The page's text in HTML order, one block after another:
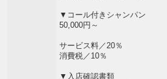
▼コール付きシャンパン
50,000円～
サービス料／20％
消費税／10％
▼入店確認書類